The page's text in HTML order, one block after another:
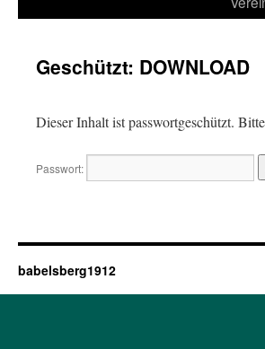
Geschützt: DOWNLOAD
Dieser Inhalt ist passwortgeschützt.
Passwort:
babelsberg1912